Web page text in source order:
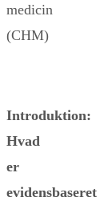
medicin
(CHM)
Introduktion:
Hvad
er
evidensbaseret